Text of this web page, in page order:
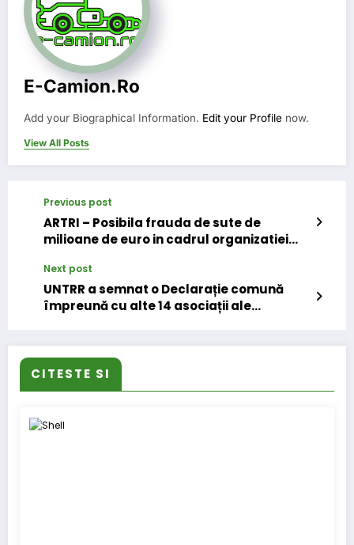
E-Camion.ro
Add your Biographical Information. Edit your Profile now.
View All Posts
Previous post
ARTRI – Posibila frauda de sute de
milioane de euro in cadrul organizatiei
Next post
UNTRR a semnat o Declarație comună
împreună cu alte 14 asociații ale
CITESTE SI